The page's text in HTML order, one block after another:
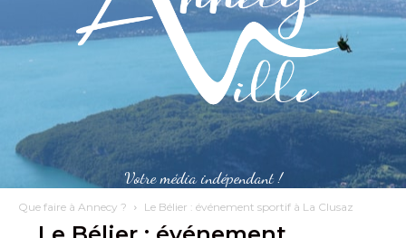
Votre média indépendant !
Que faire à Annecy ? Le Bélier : événement sportif à La Clusaz